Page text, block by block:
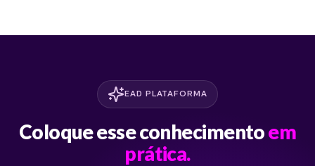
EAD PLATAFORMA
Coloque esse conhecimentoem
prática.